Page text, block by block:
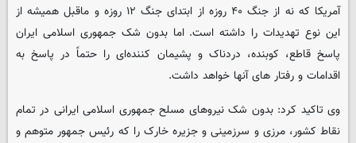
آمریکا که نه از جنگ ۴۰ روزه از ابتدای جنگ ۱۲ روزه و ماقبل همیشه از
این نوع تهدیدات را داشته است. اما بدون شک جمهوری اسلامی ایران
پاسخ قاطع، کوبنده، دردناک و پشیمان کننده‌ای را حتماً در پاسخ به
اقدامات و رفتار های آنها خواهد داشت.
وی تاکید کرد: بدون شک نیروهای مسلح جمهوری اسلامی ایرانی در تمام
نقاط کشور، مرزی و سرزمینی و جزیره خارک را که رئیس جمهور متوهم و